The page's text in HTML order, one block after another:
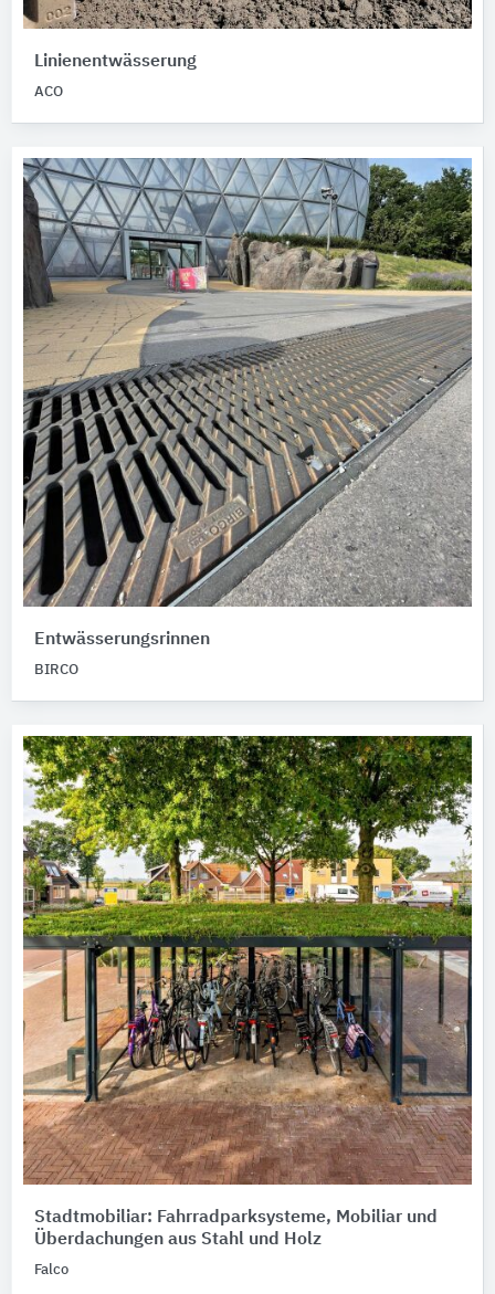
Linienentwässerung
ACO
Entwässerungsrinnen
BIRCO
Stadtmobiliar: Fahrradparksysteme, Mobiliar und
Überdachungen aus Stahl und Holz
Falco